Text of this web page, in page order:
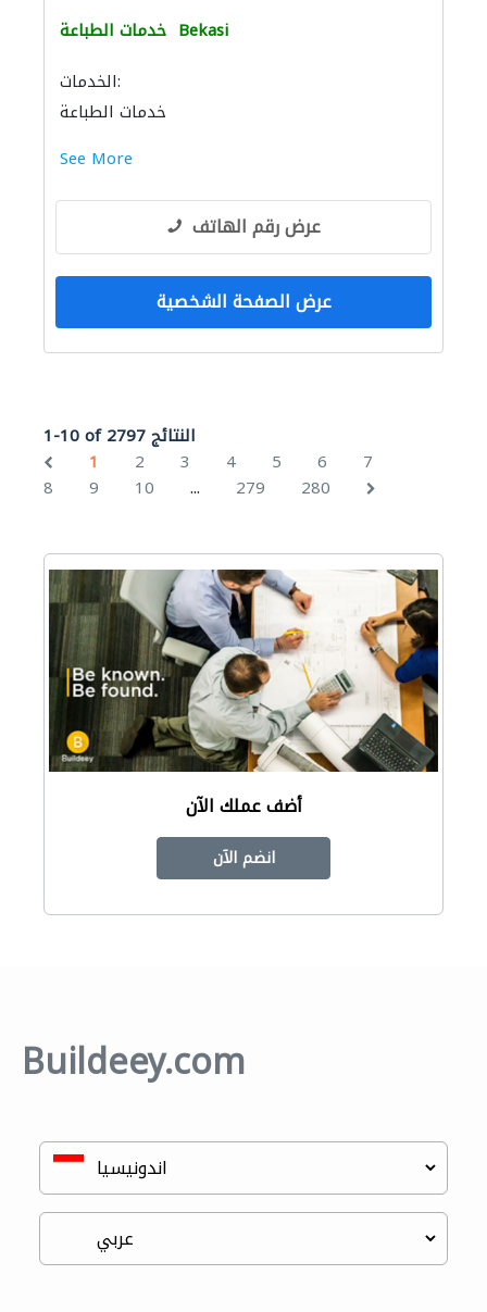
خدمات الطباعة Bekasi
الخدمات:
خدمات الطباعة
See More
عرض رقم الهاتف
عرض الصفحة الشخصية
1-10 of 2797 النتائج
1
2 3 4 5 6
7
8
9 10 ... 279 280
أضف عملك الآن
انضم الآن
Buildeey.com